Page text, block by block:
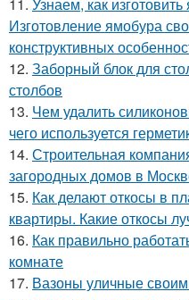
Изготовление ямобура
конструктивных
12. Заборный блок для
столбов
13. Чем удалить
чего используется
14. Строительная
загородных домов в
15. Как делают откосы в
квартиры. Какие откосы
16. Как правильно
комнате
17. Вазоны уличные